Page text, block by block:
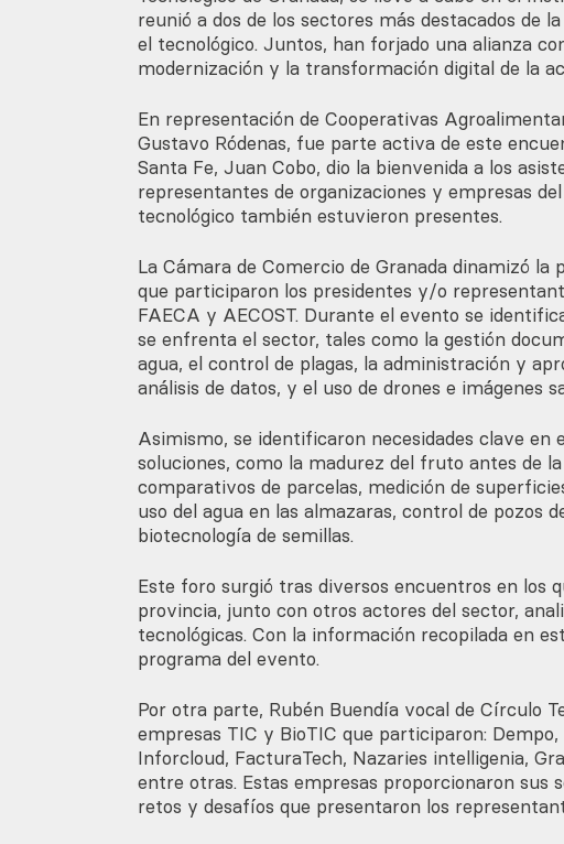
reunió a dos de los sectores más destacados de
el tecnológico. Juntos, han forjado una alianza
modernización y la transformación digital de la
En representación de Cooperativas
Gustavo Ródenas, fue parte activa de este
Santa Fe, Juan Cobo, dio la bienvenida a los
representantes de organizaciones y empresas
tecnológico también estuvieron presentes.
La Cámara de Comercio de Granada dinamizó la
que participaron los presidentes y/o
FAECA y AECOST. Durante el evento se
se enfrenta el sector, tales como la gestión
agua, el control de plagas, la administración y
análisis de datos, y el uso de drones e imágenes
Asimismo, se identificaron necesidades clave en
soluciones, como la madurez del fruto antes de
comparativos de parcelas, medición de
uso del agua en las almazaras, control de pozos
biotecnología de semillas.
Este foro surgió tras diversos encuentros en los
provincia, junto con otros actores del sector,
tecnológicas. Con la información recopilada en
programa del evento.
Por otra parte, Rubén Buendía vocal de Círculo
empresas TIC y BioTIC que participaron: Dempo,
Inforcloud, FacturaTech, Nazaries intelligenia,
entre otras. Estas empresas proporcionaron sus
retos y desafíos que presentaron los